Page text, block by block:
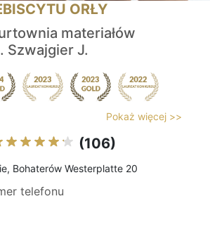
ORŁY
materiałów
Szwajgier J.
Pokaż więcej >>
(106)
Bohaterów Westerplatte 20
telefonu